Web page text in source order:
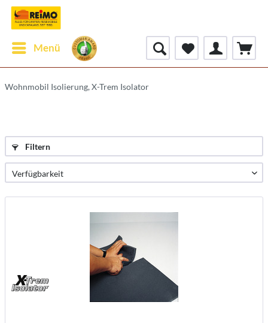
Menü
Wohnmobil Isolierung, X-Trem Isolator
Filtern